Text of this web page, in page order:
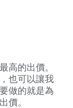
高的出價。
也可以讓我
做的就是為
價。